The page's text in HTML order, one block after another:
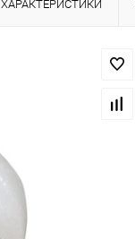
ХАРАКТЕРИСТИКИ